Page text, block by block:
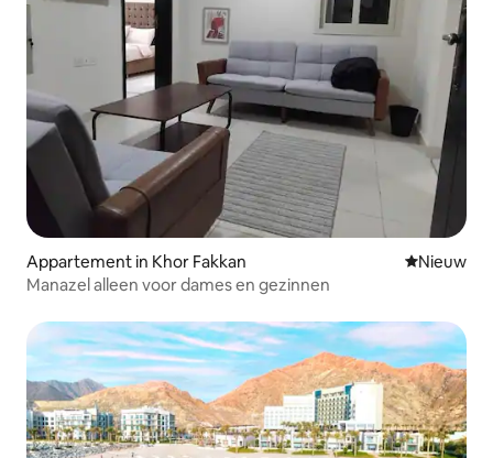
Appartement in Khor Fakkan Nieuwe
Nieuw
Manazel alleen voor dames en gezinnen